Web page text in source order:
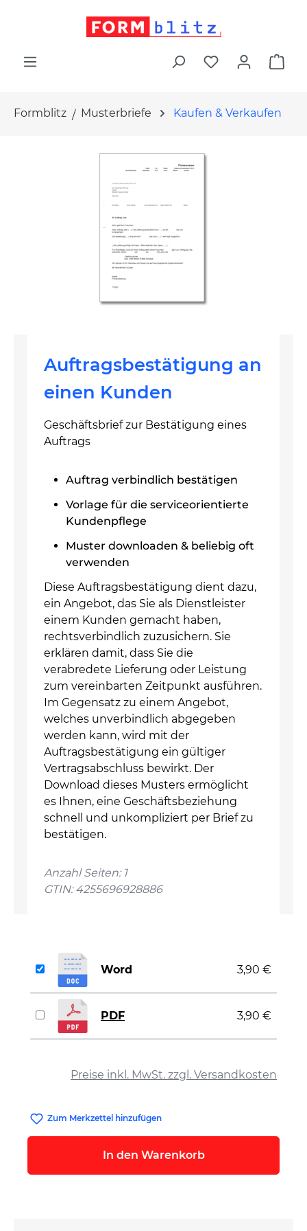
Formblitz Musterbriefe Kaufen & Verkaufen
Auftragsbestätigung an
einen Kunden
Geschäftsbrief zur Bestätigung eines
Auftrags
Auftrag verbindlich bestätigen
Vorlage für die serviceorientierte
Kundenpflege
Muster downloaden & beliebig oft
verwenden
Diese Auftragsbestätigung dient dazu,
ein Angebot, das Sie als Dienstleister
einem Kunden gemacht haben,
rechtsverbindlich zuzusichern. Sie
erklären damit, dass Sie die
verabredete Lieferung oder Leistung
zum vereinbarten Zeitpunkt ausführen.
Im Gegensatz zu einem Angebot,
welches unverbindlich abgegeben
werden kann, wird mit der
Auftragsbestätigung ein gültiger
Vertragsabschluss bewirkt. Der
Download dieses Musters ermöglicht
es Ihnen, eine Geschäftsbeziehung
schnell und unkompliziert per Brief zu
bestätigen.
Anzahl Seiten: 1
GTIN: 4255696928886
Preise inkl. MwSt. zzgl. Versandkosten
Word 3,90 €
PDF 3,90 €
Zum Merkzettel hinzufügen
In den Warenkorb